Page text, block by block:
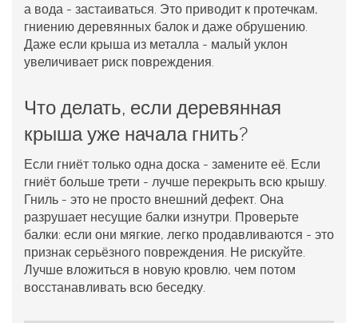
а вода - застаиваться. Это приводит к протечкам,
гниению деревянных балок и даже обрушению.
Даже если крыша из металла - малый уклон
увеличивает риск повреждения.
Что делать, если деревянная
крыша уже начала гнить?
Если гниёт только одна доска - замените её. Если
гниёт больше трети - лучше перекрыть всю крышу.
Гниль - это не просто внешний дефект. Она
разрушает несущие балки изнутри. Проверьте
балки: если они мягкие, легко продавливаются - это
признак серьёзного повреждения. Не рискуйте.
Лучше вложиться в новую кровлю, чем потом
восстанавливать всю беседку.